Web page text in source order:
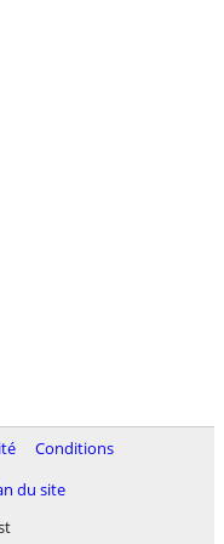
Conditions
du site